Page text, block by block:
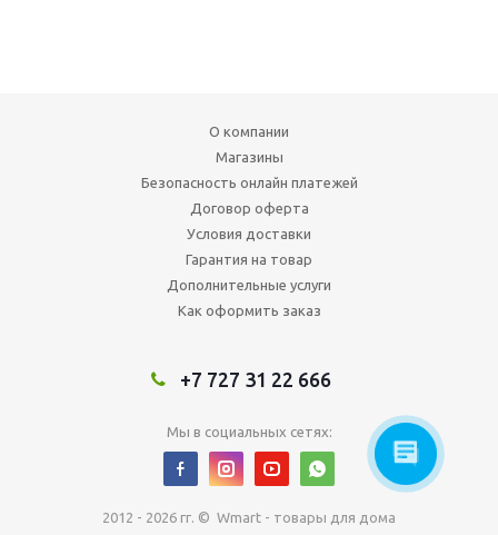
О компании
Магазины
Безопасность онлайн платежей
Договор оферта
Условия доставки
Гарантия на товар
Дополнительные услуги
Как оформить заказ
+7 727 31 22 666
Мы в социальных сетях:
2012 - 2026 гг. © Wmart - товары для дома